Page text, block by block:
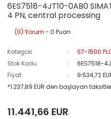
6ES7518-4JT10-0AB0
4 PN, central processing
(0) Yorum - 0 Puan
Kategori
S7-1500
Stok Kodu
6ES7518-
Fiyat
9.534,72
*1.237,89 EUR den başlayan
11.441,66 EUR